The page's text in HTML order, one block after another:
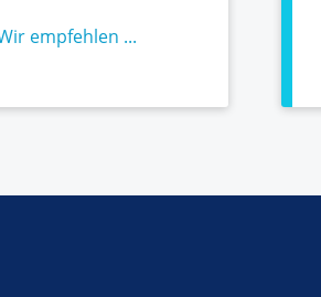
empfehlen ...